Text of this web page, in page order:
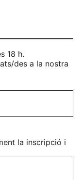
18 h.
des a la nostra
la inscripció i